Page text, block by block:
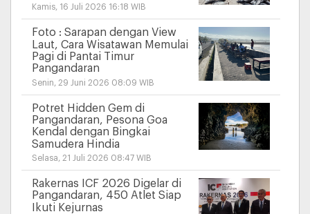
Kamis, 16 Juli 2026 16:18 WIB
Foto : Sarapan dengan View
Laut, Cara Wisatawan Memulai
Pagi di Pantai Timur
Pangandaran
Senin, 29 Juni 2026 08:09 WIB
Potret Hidden Gem di
Pangandaran, Pesona Goa
Kendal dengan Bingkai
Samudera Hindia
Selasa, 21 Juli 2026 08:47 WIB
Rakernas ICF 2026 Digelar di
Pangandaran, 450 Atlet Siap
Ikuti Kejurnas